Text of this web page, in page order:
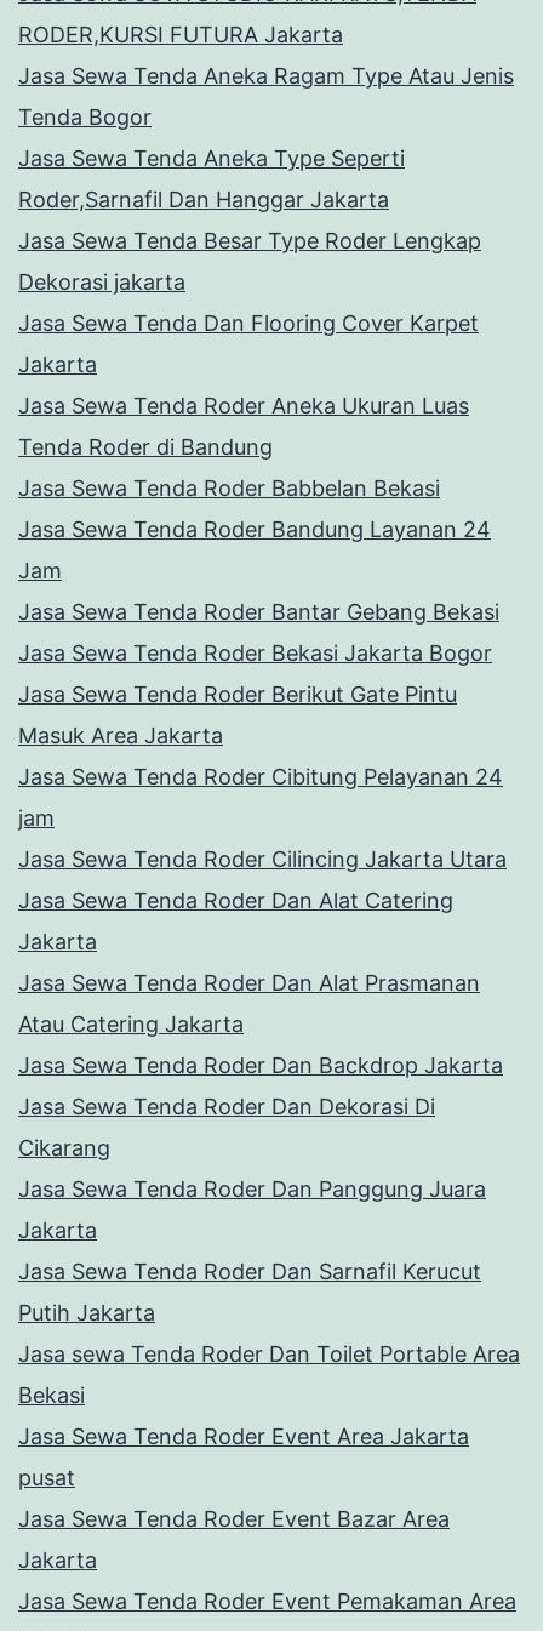
RODER,KURSI FUTURA Jakarta
Jasa Sewa Tenda Aneka Ragam Type Atau Jenis
Tenda Bogor
Jasa Sewa Tenda Aneka Type Seperti
Roder,Sarnafil Dan Hanggar Jakarta
Jasa Sewa Tenda Besar Type Roder Lengkap
Dekorasi jakarta
Jasa Sewa Tenda Dan Flooring Cover Karpet
Jakarta
Jasa Sewa Tenda Roder Aneka Ukuran Luas
Tenda Roder di Bandung
Jasa Sewa Tenda Roder Babbelan Bekasi
Jasa Sewa Tenda Roder Bandung Layanan 24
Jam
Jasa Sewa Tenda Roder Bantar Gebang Bekasi
Jasa Sewa Tenda Roder Bekasi Jakarta Bogor
Jasa Sewa Tenda Roder Berikut Gate Pintu
Masuk Area Jakarta
Jasa Sewa Tenda Roder Cibitung Pelayanan 24
jam
Jasa Sewa Tenda Roder Cilincing Jakarta Utara
Jasa Sewa Tenda Roder Dan Alat Catering
Jakarta
Jasa Sewa Tenda Roder Dan Alat Prasmanan
Atau Catering Jakarta
Jasa Sewa Tenda Roder Dan Backdrop Jakarta
Jasa Sewa Tenda Roder Dan Dekorasi Di
Cikarang
Jasa Sewa Tenda Roder Dan Panggung Juara
Jakarta
Jasa Sewa Tenda Roder Dan Sarnafil Kerucut
Putih Jakarta
Jasa sewa Tenda Roder Dan Toilet Portable Area
Bekasi
Jasa Sewa Tenda Roder Event Area Jakarta
pusat
Jasa Sewa Tenda Roder Event Bazar Area
Jakarta
Jasa Sewa Tenda Roder Event Pemakaman Area